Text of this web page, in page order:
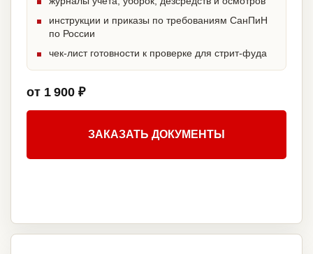
инструкции и приказы по требованиям СанПиН
по России
чек-лист готовности к проверке для стрит-фуда
от 1 900 ₽
ЗАКАЗАТЬ ДОКУМЕНТЫ